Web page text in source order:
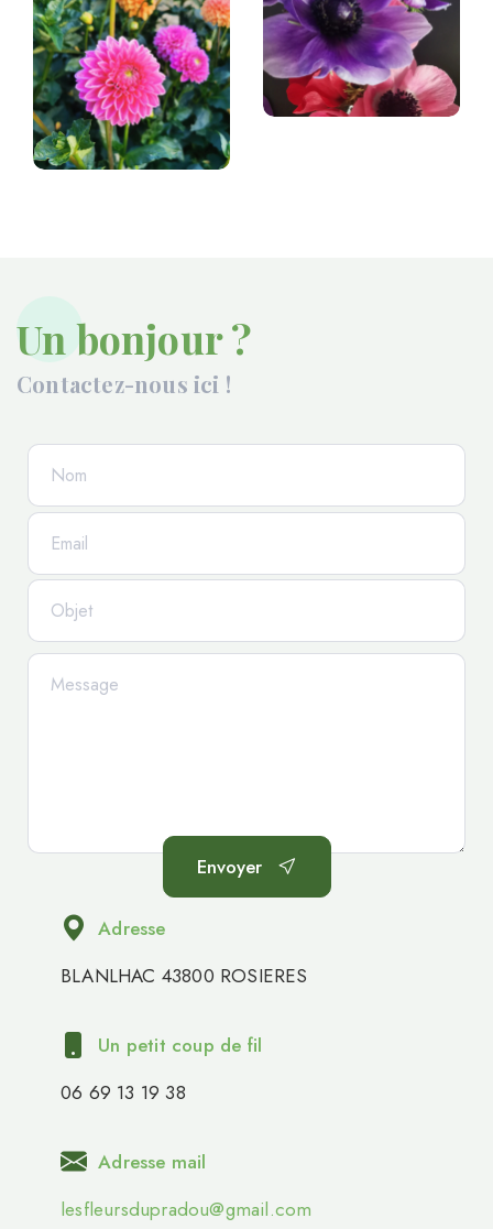
Un bonjour ?
Contactez-nous ici !
Envoyer
Adresse
BLANLHAC 43800 ROSIERES
Un petit coup de fil
06 69 13 19 38
Adresse mail
lesfleursdupradou@gmail.com